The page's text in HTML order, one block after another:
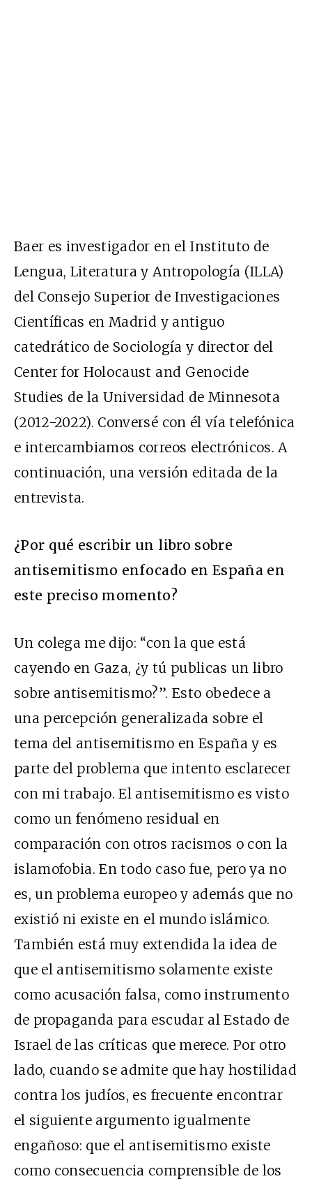
Baer es investigador en el Instituto de
Lengua, Literatura y Antropología (ILLA)
del Consejo Superior de Investigaciones
Científicas en Madrid y antiguo
catedrático de Sociología y director del
Center for Holocaust and Genocide
Studies de la Universidad de Minnesota
(2012-2022). Conversé con él vía telefónica
e intercambiamos correos electrónicos. A
continuación, una versión editada de la
entrevista.
¿Por qué escribir un libro sobre
antisemitismo enfocado en España en
este preciso momento?
Un colega me dijo: “con la que está
cayendo en Gaza, ¿y tú publicas un libro
sobre antisemitismo?”. Esto obedece a
una percepción generalizada sobre el
tema del antisemitismo en España y es
parte del problema que intento esclarecer
con mi trabajo. El antisemitismo es visto
como un fenómeno residual en
comparación con otros racismos o con la
islamofobia. En todo caso fue, pero ya no
es, un problema europeo y además que no
existió ni existe en el mundo islámico.
También está muy extendida la idea de
que el antisemitismo solamente existe
como acusación falsa, como instrumento
de propaganda para escudar al Estado de
Israel de las críticas que merece. Por otro
lado, cuando se admite que hay hostilidad
contra los judíos, es frecuente encontrar
el siguiente argumento igualmente
engañoso: que el antisemitismo existe
como consecuencia comprensible de los